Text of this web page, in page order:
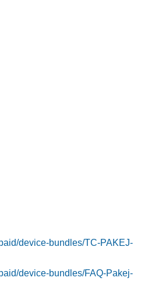
device-bundles/TC-PAKEJ-
device-bundles/FAQ-Pakej-